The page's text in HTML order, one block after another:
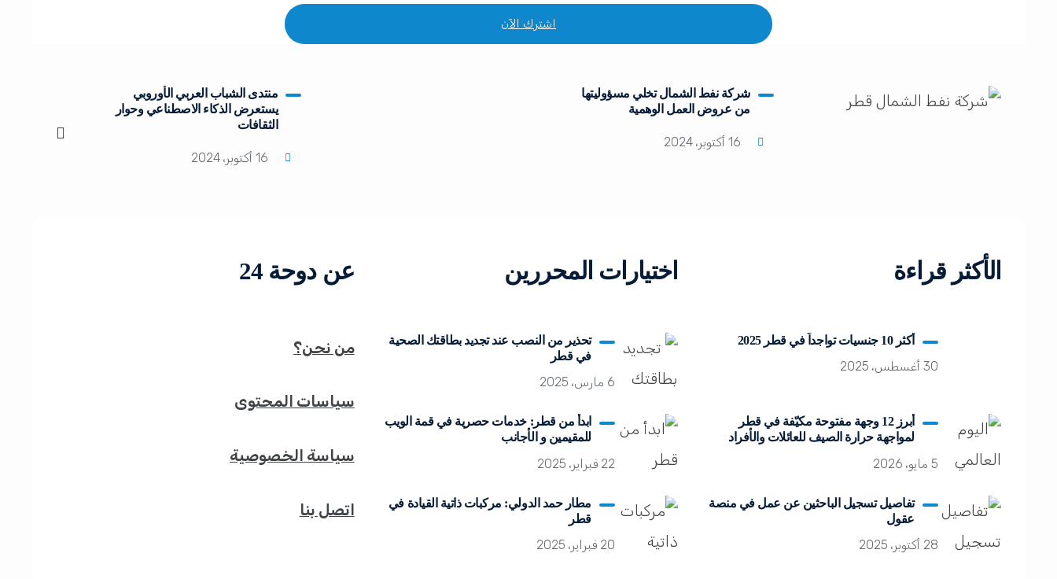
اشترك الآن
شركة نفط الشمال تخلي مسؤوليتها
من عروض العمل الوهمية
16 أكتوبر، 2024
منتدى الشباب العربي الأوروبي
يستعرض الذكاء الاصطناعي وحوار
الثقافات
16 أكتوبر، 2024
الأكثر قراءة
أكثر 10 جنسيات تواجداً في قطر 2025
30 أغسطس، 2025
أبرز 12 وجهة مفتوحة مكيّفة في قطر
لمواجهة حرارة الصيف للعائلات والأفراد
5 مايو، 2026
تفاصيل تسجيل الباحثين عن عمل في منصة
عقول
28 أكتوبر، 2025
اختيارات المحررين
تحذير من النصب عند تجديد بطاقتك الصحية
في قطر
6 مارس، 2025
ابدأ من قطر: خدمات حصرية في قمة الويب
للمقيمين و الأجانب
22 فبراير، 2025
مطار حمد الدولي: مركبات ذاتية القيادة في
قطر
20 فبراير، 2025
عن دوحة 24
من نحن؟
سياسات المحتوى
سياسة الخصوصية
اتصل بنا